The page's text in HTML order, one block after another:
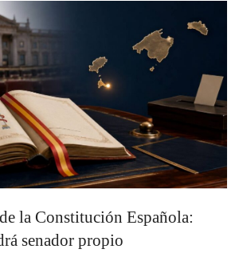
la Constitución Española:
senador propio